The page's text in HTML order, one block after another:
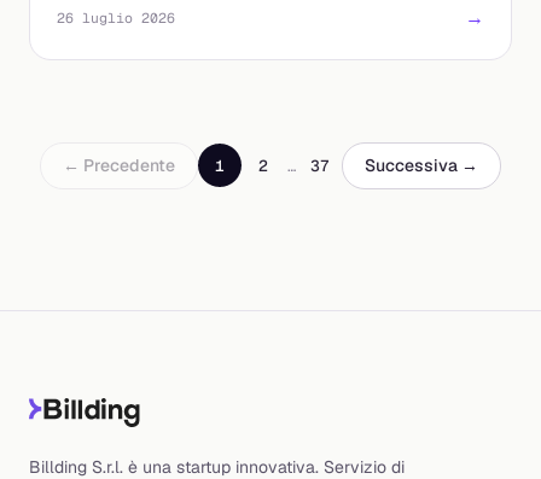
26 luglio 2026 →
← Precedente 1 2 … 37 Successiva →
Billding S.r.l. è una startup innovativa. Servizio di